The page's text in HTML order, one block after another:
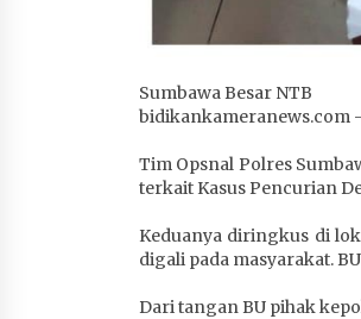
Sumbawa Besar NTB
bidikankameranews.com
Tim Opsnal Polres
terkait Kasus Pencurian
Keduanya diringkus di
digali pada masyarakat.
Dari tangan BU pihak